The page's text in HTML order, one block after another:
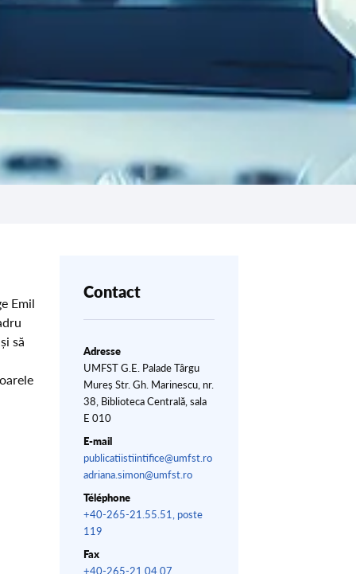
Emil
să
Contact
Adresse
UMFST G.E. Palade Târgu
Mureș Str. Gh. Marinescu, nr.
38, Biblioteca Centrală, sala
E 010
E-mail
publicatiistiintifice@umfst.ro
adriana.simon@umfst.ro
Téléphone
+40-265-21.55.51, poste
119
Fax
+40-265-21.04.07